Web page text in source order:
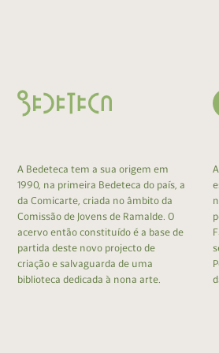
A Bedeteca tem a sua origem em
1990, na primeira Bedeteca do país, a
da Comicarte, criada no âmbito da
Comissão de Jovens de Ramalde. O
acervo então constituído é a base de
partida deste novo projecto de
criação e salvaguarda de uma
biblioteca dedicada à nona arte.